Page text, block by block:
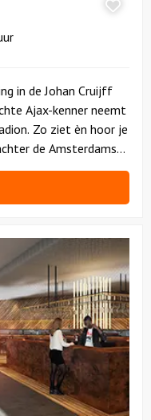
in de Johan Cruijff
Ajax-kenner neemt
Zo ziet èn hoor je
de Amsterdamse